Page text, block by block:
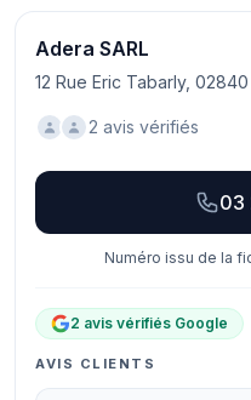
Adera SARL
12 Rue Eric Tabarly,
2 avis vérifiés
03
Numéro issu de la
2 avis vérifiés Google
AVIS CLIENTS